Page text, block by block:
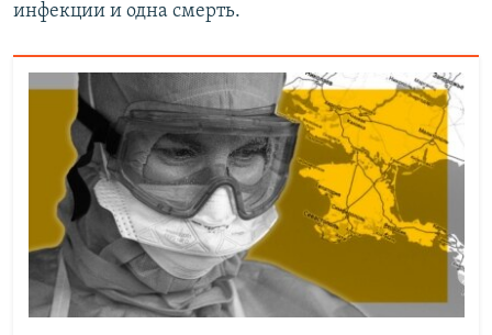
инфекции и одна смерть.